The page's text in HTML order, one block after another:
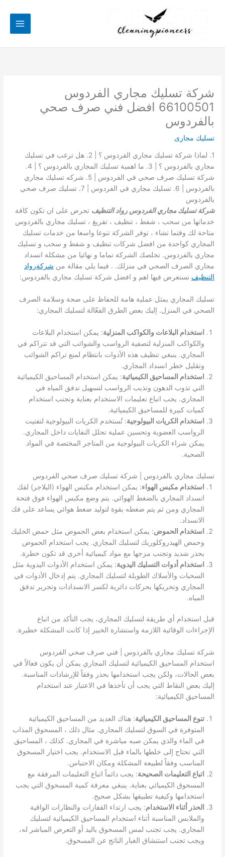
شركة تسليك مجاري الفردوس
66100501 افضل فني صرف صحي
بالفردوس
تسليك مجارى
1. لماذا شركة تسليك مجاري الفردوس ؟ | 2. هل ترغب في تسليك
مجاري بالفردوس ؟ | 3. ما اهمية تسليك المجاري بالفردوس ؟ | 4.
شركة تسليك صرف صحي في الفردوس | 5. شركه تسليك مجاري
بالفردوس | 6. تسليك مجاري في الفردوس | 7. تسليك صرف صحي
بالفردوس
شركة تسليك مجاري الفردوس رواد التنظيف تحرص على ان تكون كافة
خدماتها من سحب ، شفط ، تنظيف ، تفريغ ، تسليك مجاري بالفردوس
متاحة لك وقتما تشاء ، توفر الشركة تنوعا واسعا من خدمات تسليك
المجاري كواحدة من افضل شركات تنظيف و شفط و سحب و تسليك
مجاري بالفردوس. تخلصك الشركة تماما و نهائيا من مشكلة انسداد
مجاري الصرف الصحي في منزلك. . فيما يلي مقالة من شركةرواد
التنظيف نستعرض فيها اهم و افضل شركة تسليك مجاري بالفردوس:
تسليك المجاري يمثل عملية هامة للحفاظ على صحة وسلامة الصرف
الصحي في المنزل. إليك بعض الطرق الفعّالة لتسليك المجاري:
استخدام البلاعات والكواكب المنزلية: يمكن استخدام البلاعات
والكواكب المنزلية لتصفية الرواسب والشوائب التي قد تتراكم في
المجاري. ينبغي تنظيف هذه الأدوات بانتظام لمنع تراكم الشوائب
وتقليل خطر انسداد المجاري.
استخدام المساحيق الكيميائية: يمكن استخدام المساحيق الكيميائية
التي تذوب الدهون وتذيب الرواسب لتسهيل تدفق المياه في
المجاري. يجب اتباع تعليمات الاستخدام بعناية وتجنب استخدام
كميات كبيرة للمساحيق الكيميائية.
استخدام الكريات البيولوجية: تُستخدم الكريات البيولوجية لتفتيت
الرواسب العضوية وتحسين عملية تحلل النفايات داخل المجاري.
يمكن شراء الكريات البيولوجية من المتاجر المختصة في المواد
الصحية.
تسليك مجاري بالفردوس | شركة تسليك صرف صحي الفردوس
استخدام مكبس الهواء: يمكن استخدام مكبس الهواء (البلاجر) لفك
انسداد المجاري بالضغط الهوائي. يتم وضع مكبس الهواء فوق فتحة
المجاري ومن ثم يتم ضغطه بقوة لتوليد ضغط هوائي يساعد على فك
الانسداد.
استخدام الحموض: يمكن استخدام بعض الحموض مثل حمض الخليك
وحمض الهيدروكلوريك لتسليك المجاري. يجب استخدام الحموض
بحذر شديد وتجنب مزجها مع مواد كيميائية أخرى قد تكون خطرة.
استخدام أدوات التسليك اليدوية: يمكن استخدام الأدوات اليدوية مثل
السحبات والأسلاك الطويلة لتسليك المجاري. يتم إدخال الأدوات في
المجاري وتحريكها بحركات دائرية لكسر الانسدادات وتحرير تدفق
المياه.
قبل استخدام أي طريقة لتسليك المجاري، يجب التأكد من اتباع
الإجراءات الوقائية اللازمة واستشارة الخبير إذا كانت المشكلة خطيرة.
شركة تسليك مجاري بالفردوس | فني صرف صحي الفردوس
استخدام المساحيق الكيميائية لتسليك المجاري يمكن أن يكون فعالاً في
بعض الحالات، ولكن يجب استخدامها بحذر وفقاً للإرشادات المناسبة.
إليك بعض النقاط التي يجب أن تأخذها في الاعتبار عند استخدام
المساحيق الكيميائية:
تنوع المساحيق الكيميائية: هناك العديد من المساحيق الكيميائية
المتوفرة في السوق لتسليك المجاري. مثال ذلك ، المسحوق المذاب
في الماء والذي يمكن صبه مباشرة في المجاري. كذلك ، المساحيق
التي تحتاج إلى خلطها بالماء قبل الاستخدام. يجب اختيار المسحوق
المناسب وفقاً لطبيعة المشكلة ومكان الاحتباس.
اتباع التعليمات الصحيحة: يجب دائماً اتباع التعليمات المرفقة مع
المسحوق الكيميائي بعناية. ينبغي معرفة كمية المسحوق التي يجب
استخدامها وكيفية تطبيقها بشكل صحيح.
الحذر أثناء الاستخدام: يجب ارتداء القفازات والنظارات الواقية
والملابس المناسبة أثناء استخدام المساحيق الكيميائية لتسليك
المجاري. يجب تجنب لمس المسحوق باليد أو التعرض المباشر له،
ويجب تجنب استنشاق الغبار الناتج عن المسحوق.